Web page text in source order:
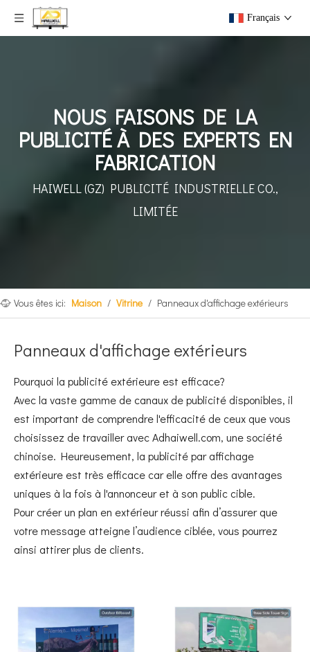
Français
NOUS FAISONS DE LA
PUBLICITÉ À DES EXPERTS EN
FABRICATION
HAIWELL (GZ) PUBLICITÉ INDUSTRIELLE CO.,
LIMITÉE
Vous êtes ici: Maison / Vitrine / Panneaux d'affichage extérieurs
Panneaux d'affichage extérieurs
Pourquoi la publicité extérieure est efficace?
Avec la vaste gamme de canaux de publicité disponibles, il
est important de comprendre l'efficacité de ceux que vous
choisissez de travailler avec Adhaiwell.com, une société
chinoise. Heureusement, la publicité par affichage
extérieure est très efficace car elle offre des avantages
uniques à la fois à l'annonceur et à son public cible.
Pour créer un plan en extérieur réussi afin d’assurer que
votre message atteigne l’audience ciblée, vous pourrez
ainsi attirer plus de clients.